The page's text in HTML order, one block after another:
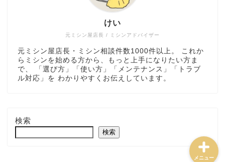
元ミシン屋店長 / ミシンアドバイザー
けい
元ミシン屋店長・ミシン相談件数1000件以上。 これか
らミシンを始める方から、もっと上手になりたい方ま
で、 「選び方」「使い方」「メンテナンス」「トラブ
ル対応」を わかりやすくお伝えしています。
検索
検索
メニュー
トラブル解決・メンテナ
ミシンの使い方・道具